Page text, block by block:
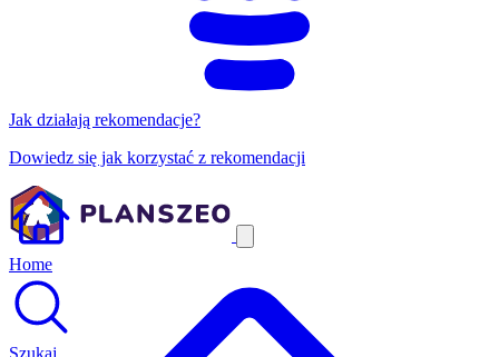
Jak działają rekomendacje?
Dowiedz się jak korzystać z rekomendacji
Home
Szukaj